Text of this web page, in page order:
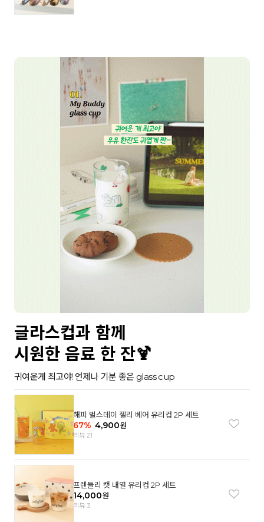
글라스컵과 함께
시원한 음료 한 잔🍹
귀여운게 최고야! 언제나 기분 좋은 glass cup
해피 벌스데이 젤리 베어 유리컵 2P 세트
67% 4,900원
리뷰 21
프렌들리 캣 내열 유리컵 2P 세트
14,000원
리뷰 3